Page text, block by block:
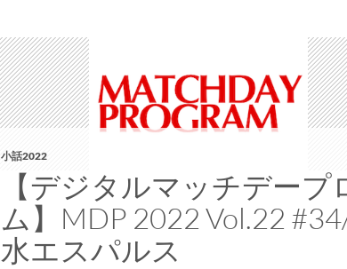
節
広
島
の
プ
レ
イ
を
小話2022
【デジタルマッチデープ
ム】MDP 2022 Vol.22
水エスパルス